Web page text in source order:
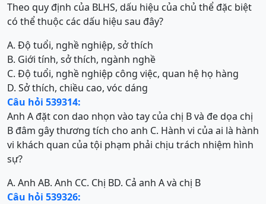
Theo quy định của BLHS, dấu hiệu của chủ thể đặc biệt
có thể thuộc các dấu hiệu sau đây?
A. Độ tuổi, nghề nghiệp, sở thích
B. Giới tính, sở thích, ngành nghề
C. Độ tuổi, nghề nghiệp công việc, quan hệ họ hàng
D. Sở thích, chiều cao, vóc dáng
Câu hỏi 539314:
Anh A đặt con dao nhọn vào tay của chị B và đe dọa chị
B đâm gây thương tích cho anh C. Hành vi của ai là hành
vi khách quan của tội phạm phải chịu trách nhiệm hình
sự?
A. Anh AB. Anh CC. Chị BD. Cả anh A và chị B
Câu hỏi 539326: